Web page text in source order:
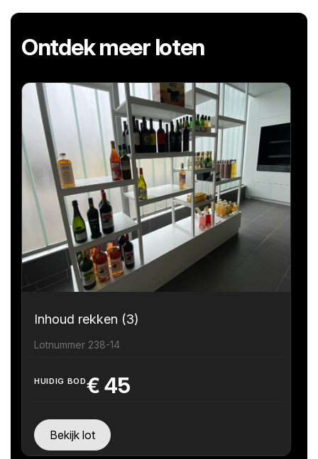
Ontdek meer loten
Inhoud rekken (3)
Lotnummer 238-14
HUIDIG BOD€ 45
Bekijk lot